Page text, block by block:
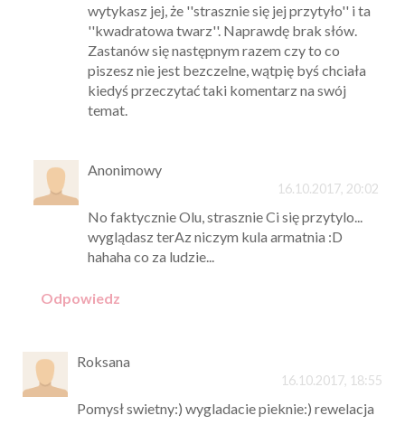
wytykasz jej, że ''strasznie się jej przytyło'' i ta
''kwadratowa twarz''. Naprawdę brak słów.
Zastanów się następnym razem czy to co
piszesz nie jest bezczelne, wątpię byś chciała
kiedyś przeczytać taki komentarz na swój
temat.
Anonimowy
16.10.2017, 20:02
No faktycznie Olu, strasznie Ci się przytylo...
wyglądasz terAz niczym kula armatnia :D
hahaha co za ludzie...
Odpowiedz
Roksana
16.10.2017, 18:55
Pomysł swietny:) wygladacie pieknie:) rewelacja